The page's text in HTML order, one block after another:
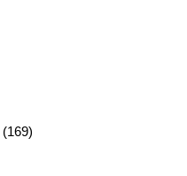
(169)